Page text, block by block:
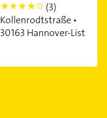
4
(3)
Kollenrodtstraße •
30163 Hannover-List